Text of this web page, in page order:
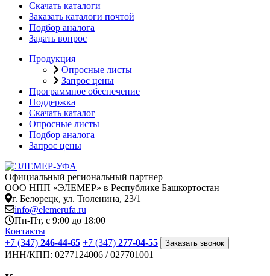
Скачать каталоги
Заказать каталоги почтой
Подбор аналога
Задать вопрос
Продукция
Опросные листы
Запрос цены
Программное обеспечение
Поддержка
Скачать каталог
Опросные листы
Подбор аналога
Запрос цены
Официальный региональный партнер
ООО НПП «ЭЛЕМЕР» в Республике Башкортостан
г. Белорецк, ул. Тюленина, 23/1
info@elemerufa.ru
Пн-Пт, с 9:00 до 18:00
Контакты
+7 (347) 246-44-65 +7 (347) 277-04-55 Заказать звонок
ИНН/КПП: 0277124006 / 027701001